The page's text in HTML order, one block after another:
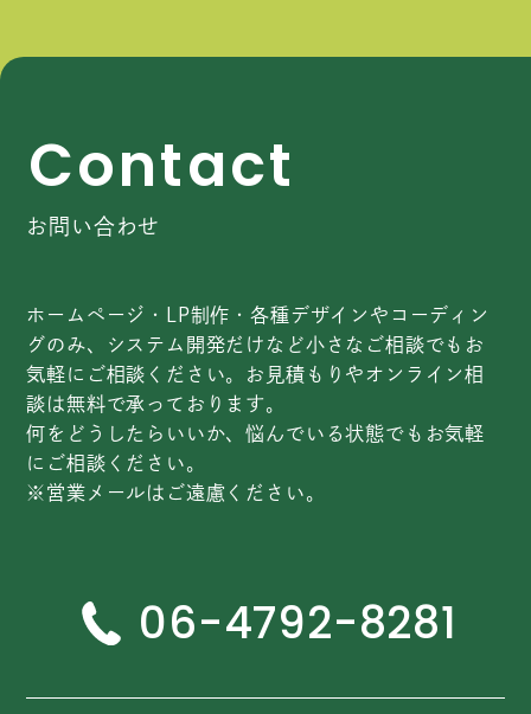
Contact
お問い合わせ
ホームページ・LP制作・各種デザインやコーディン
グのみ、システム開発だけなど小さなご相談でもお
気軽にご相談ください。お見積もりやオンライン相
談は無料で承っております。
何をどうしたらいいか、悩んでいる状態でもお気軽
にご相談ください。
※営業メールはご遠慮ください。
06-4792-8281